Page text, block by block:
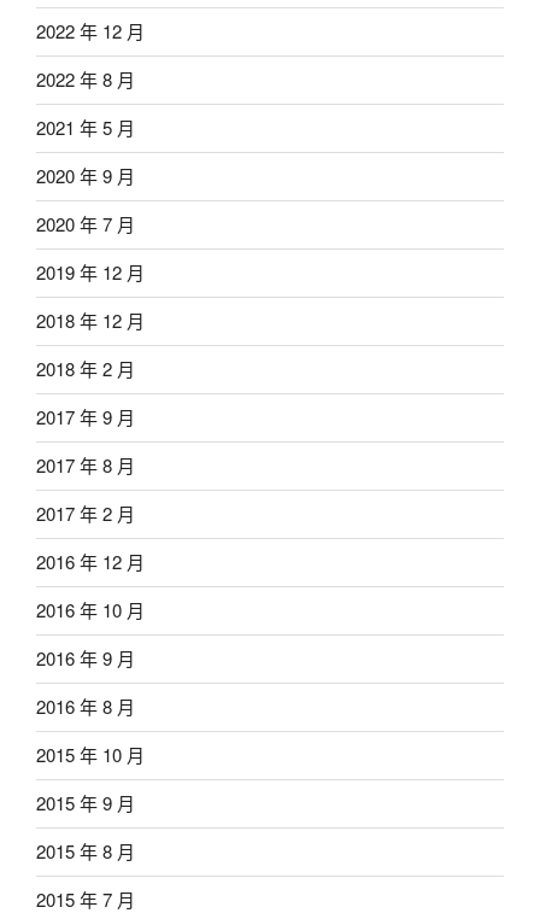
2022 年 12 月
2022 年 8 月
2021 年 5 月
2020 年 9 月
2020 年 7 月
2019 年 12 月
2018 年 12 月
2018 年 2 月
2017 年 9 月
2017 年 8 月
2017 年 2 月
2016 年 12 月
2016 年 10 月
2016 年 9 月
2016 年 8 月
2015 年 10 月
2015 年 9 月
2015 年 8 月
2015 年 7 月